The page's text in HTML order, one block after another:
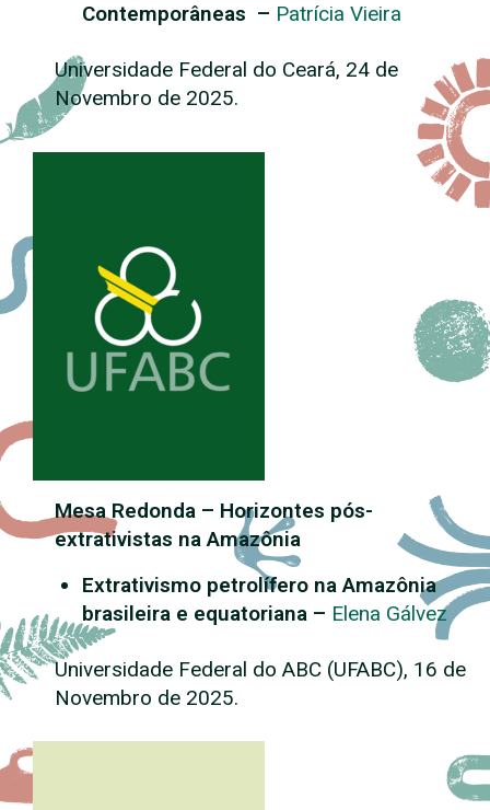
Contemporâneas – Patrícia Vieira
Universidade Federal do Ceará, 24 de
Novembro de 2025.
Mesa Redonda – Horizontes pós-
extrativistas na Amazônia
Extrativismo petrolífero na Amazônia
brasileira e equatoriana – Elena Gálvez
Universidade Federal do ABC (UFABC), 16 de
Novembro de 2025.